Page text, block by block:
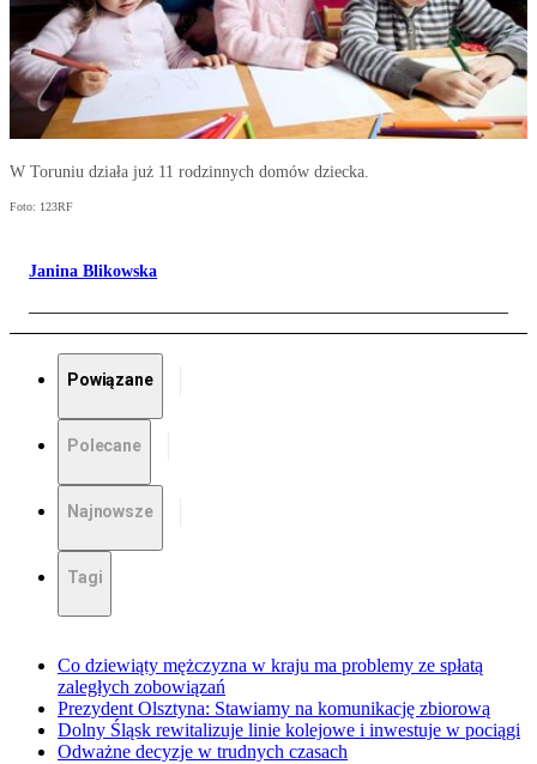
W Toruniu działa już 11 rodzinnych domów dziecka.
Foto: 123RF
Janina Blikowska
Powiązane
Polecane
Najnowsze
Tagi
Co dziewiąty mężczyzna w kraju ma problemy ze spłatą
zaległych zobowiązań
Prezydent Olsztyna: Stawiamy na komunikację zbiorową
Dolny Śląsk rewitalizuje linie kolejowe i inwestuje w pociągi
Odważne decyzje w trudnych czasach